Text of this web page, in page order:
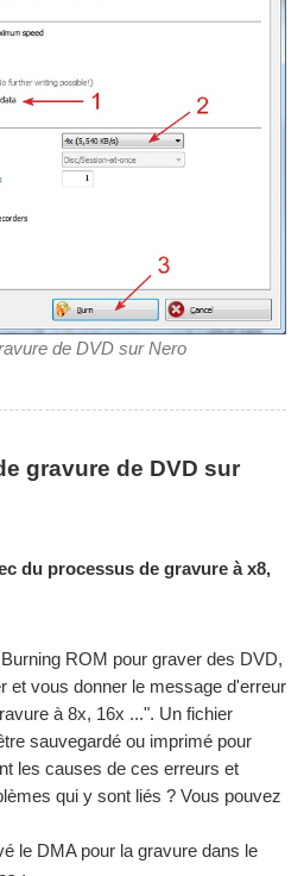
de DVD sur Nero
gravure de DVD sur
du processus de gravure à x8,
ROM pour graver des DVD,
et vous donner le message d'erreur
à 8x, 16x ...". Un fichier
sauvegardé ou imprimé pour
les causes de ces erreurs et
qui y sont liés ? Vous pouvez
le DMA pour la gravure dans le